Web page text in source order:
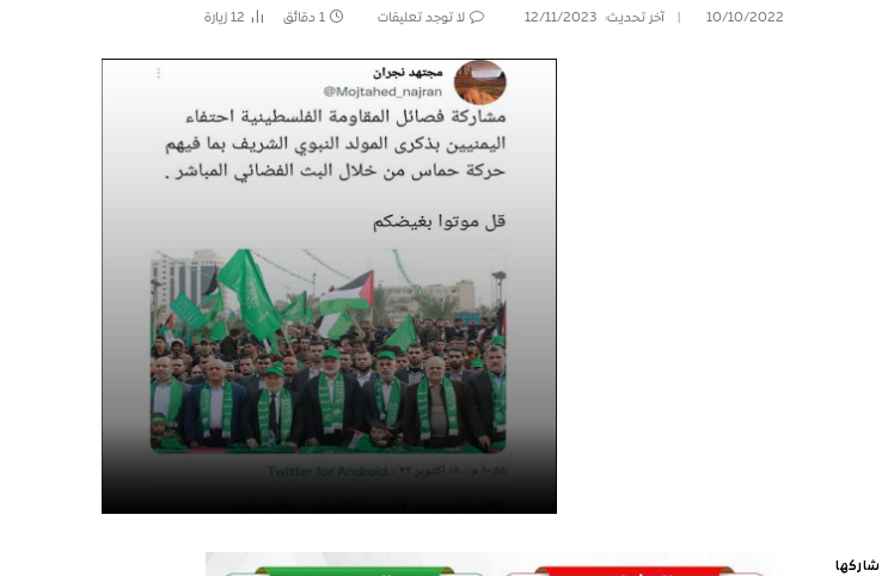
10/10/2022 آخر تحديث: 12/11/2023 لا توجد تعليقات 1 دقائق 12زيارة
شاركها